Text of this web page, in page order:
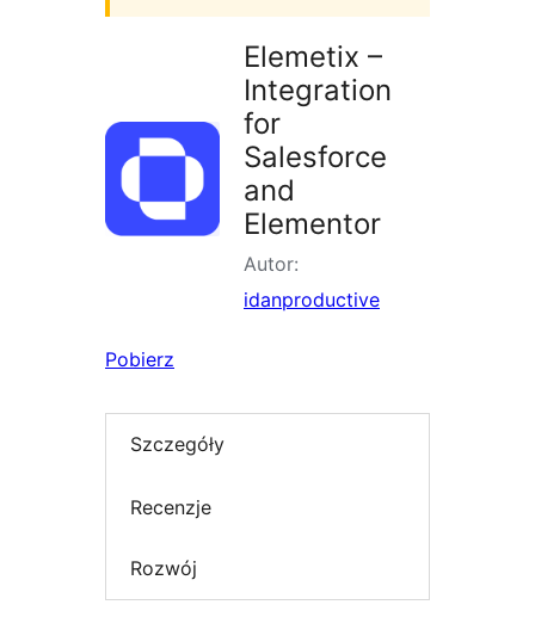
Elemetix –
Integration
for
Salesforce
and
Elementor
Autor:
idanproductive
Pobierz
Szczegóły
Recenzje
Rozwój